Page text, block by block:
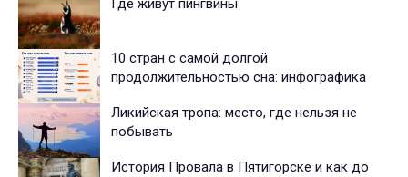
Где живут пингвины
10 стран с самой долгой
продолжительностью сна: инфографика
Ликийская тропа: место, где нельзя не
побывать
История Провала в Пятигорске и как до